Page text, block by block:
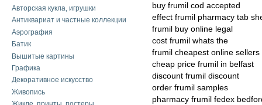
Авторская кукла, игрушки
Антиквариат и частные коллекции
Аэрография
Батик
Вышитые картины
Графика
Декоративное искусство
Живопись
buy frumil cod accepted
effect frumil pharmacy tab
frumil buy online legal
cost frumil whats the
frumil cheapest online sellers
cheap price frumil in belfast
discount frumil discount
order frumil samples
pharmacy frumil fedex